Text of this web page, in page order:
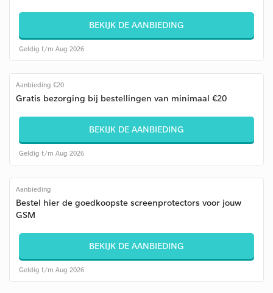
BEKIJK DE AANBIEDING
Geldig t/m Aug 2026
Aanbieding €20
Gratis bezorging bij bestellingen van minimaal €20
BEKIJK DE AANBIEDING
Geldig t/m Aug 2026
Aanbieding
Bestel hier de goedkoopste screenprotectors voor jouw
GSM
BEKIJK DE AANBIEDING
Geldig t/m Aug 2026